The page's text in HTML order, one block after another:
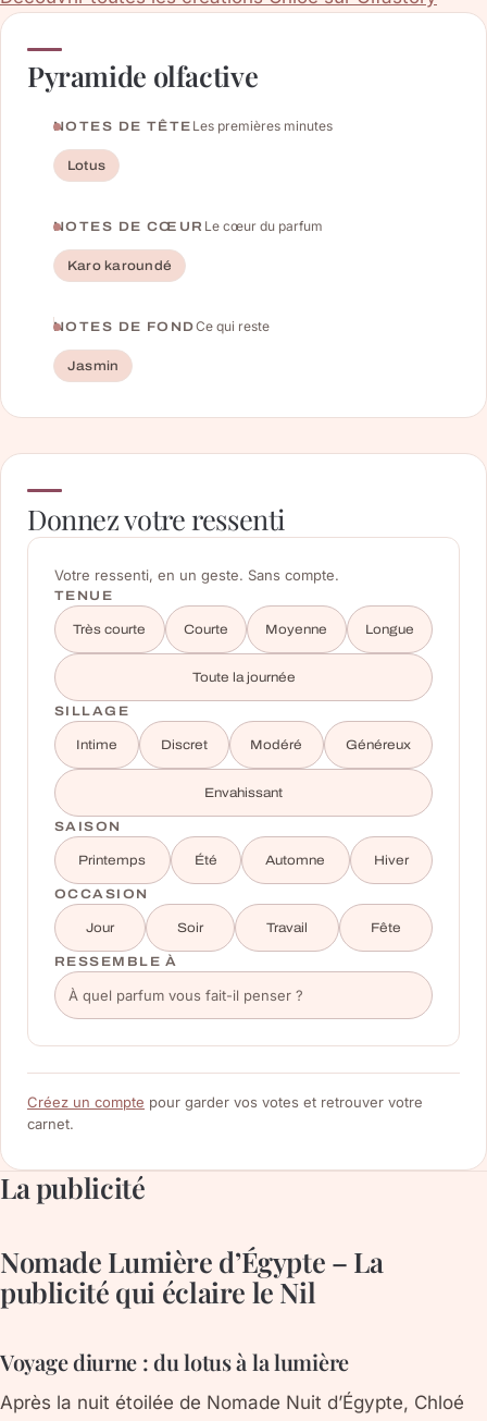
Pyramide olfactive
NOTES DE TÊTE Les premières minutes
Lotus
NOTES DE CŒUR Le cœur du parfum
Karo karoundé
NOTES DE FONDCe qui reste
Jasmin
Donnez votre ressenti
Votre ressenti, en un geste. Sans compte.
TENUE
Très courte Courte Moyenne Longue
Toute la journée
SILLAGE
Intime Discret Modéré Généreux
Envahissant
SAISON
Printemps Été Automne Hiver
OCCASION
Jour Soir Travail Fête
RESSEMBLE À
Créez un compte pour garder vos votes et retrouver votre
carnet.
La publicité
Nomade Lumière d’Égypte – La
publicité qui éclaire le Nil
Voyage diurne : du lotus à la lumière
Après la nuit étoilée de Nomade Nuit d’Égypte, Chloé